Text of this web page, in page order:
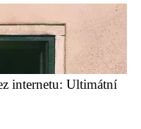
internetu: Ultimátní